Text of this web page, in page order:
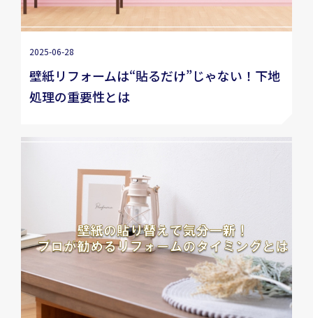
2025-06-28
壁紙リフォームは“貼るだけ”じゃない！下地
処理の重要性とは